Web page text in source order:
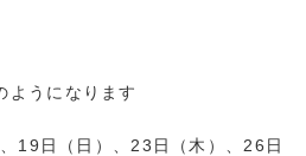
ようになります
19日（日）、23日（木）、26日